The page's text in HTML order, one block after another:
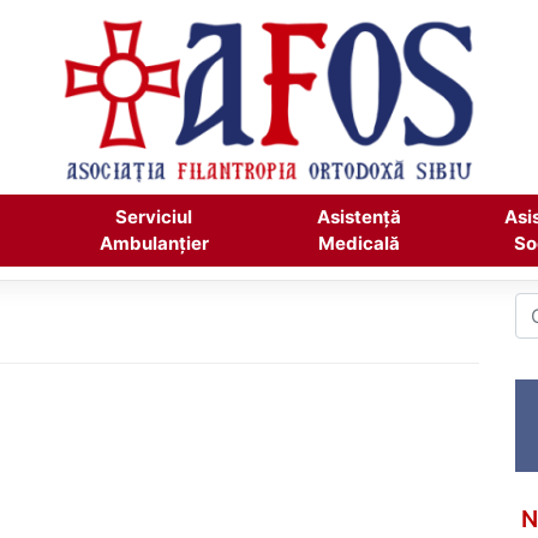
Serviciul
Ambulanțier
Asistență
Medicală